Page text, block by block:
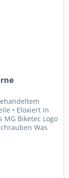
• Eloxiert in
MG Biketec Logo
Was